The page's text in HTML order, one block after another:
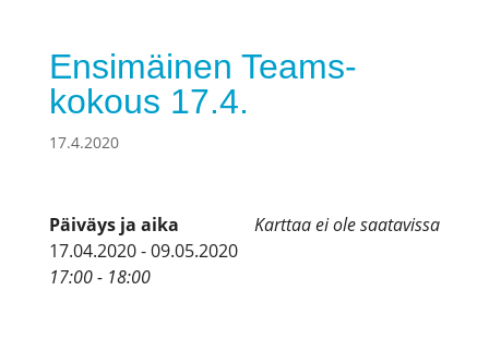
Ensimäinen Teams-
kokous 17.4.
17.4.2020
Karttaa ei ole saatavissa
Päiväys ja aika
17.04.2020 - 09.05.2020
17:00 - 18:00